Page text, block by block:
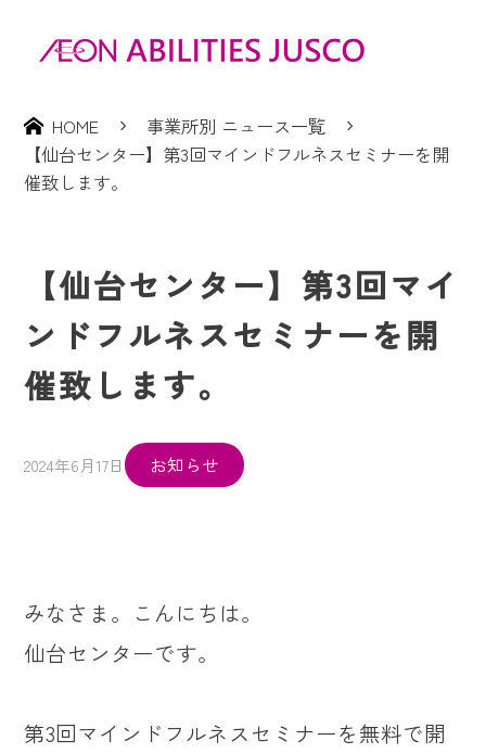
HOME
事業所別 ニュース一覧
【仙台センター】第3回マインドフルネスセミナーを開
催致します。
【仙台センター】第3回マイ
ンドフルネスセミナーを開
催致します。
2024年6月17日 お知らせ
みなさま。こんにちは。
仙台センターです。
第3回マインドフルネスセミナーを無料で開